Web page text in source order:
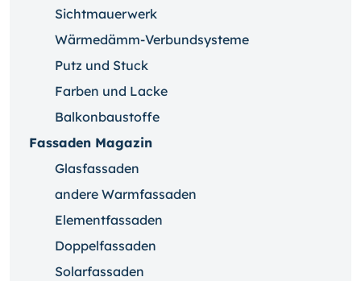
Sichtmauerwerk
Wärmedämm-Verbundsysteme
Putz und Stuck
Farben und Lacke
Balkonbaustoffe
Fassaden Magazin
Glasfassaden
andere Warmfassaden
Elementfassaden
Doppelfassaden
Solarfassaden